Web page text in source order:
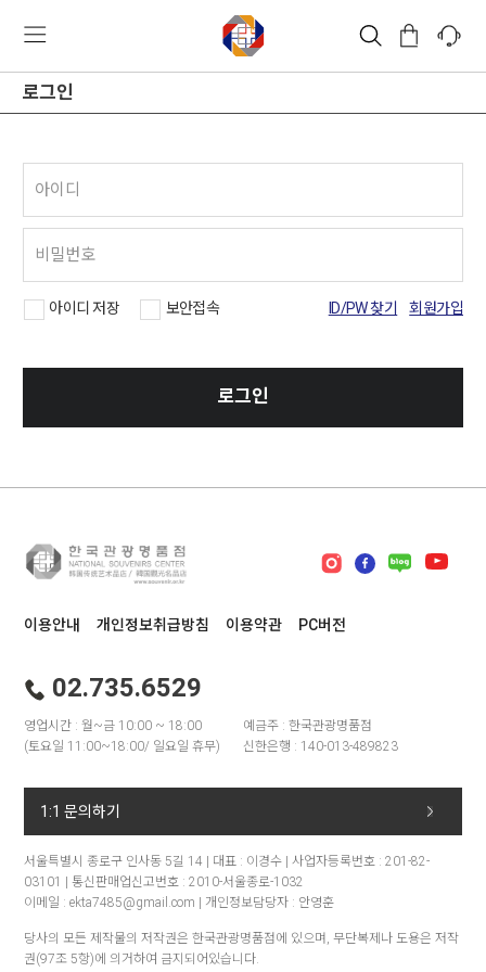
로그인
아이디 저장 보안접속 ID/PW 찾기 회원가입
로그인
이용안내 개인정보취급방침 이용약관 PC버전
02.735.6529
영업시간 : 월~금 10:00 ~ 18:00
(토요일 11:00~18:00/ 일요일 휴무)
예금주 : 한국관광명품점
신한은행 : 140-013-489823
1:1 문의하기
서울특별시 종로구 인사동 5길 14 | 대표 : 이경수 | 사업자등록번호 : 201-82-
03101 | 통신판매업신고번호 : 2010-서울종로-1032
이메일 : ekta7485@gmail.com | 개인정보담당자 : 안영훈
당사의 모든 제작물의 저작권은 한국관광명품점에 있으며, 무단복제나 도용은 저작
권(97조 5항)에 의거하여 금지되어있습니다.